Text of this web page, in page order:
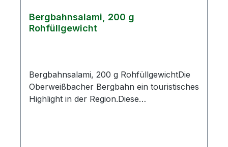
Bergbahnsalami, 200 g
Rohfüllgewicht
Bergbahnsalami, 200 g RohfüllgewichtDie
Oberweißbacher Bergbahn ein touristisches
Highlight in der Region.Diese